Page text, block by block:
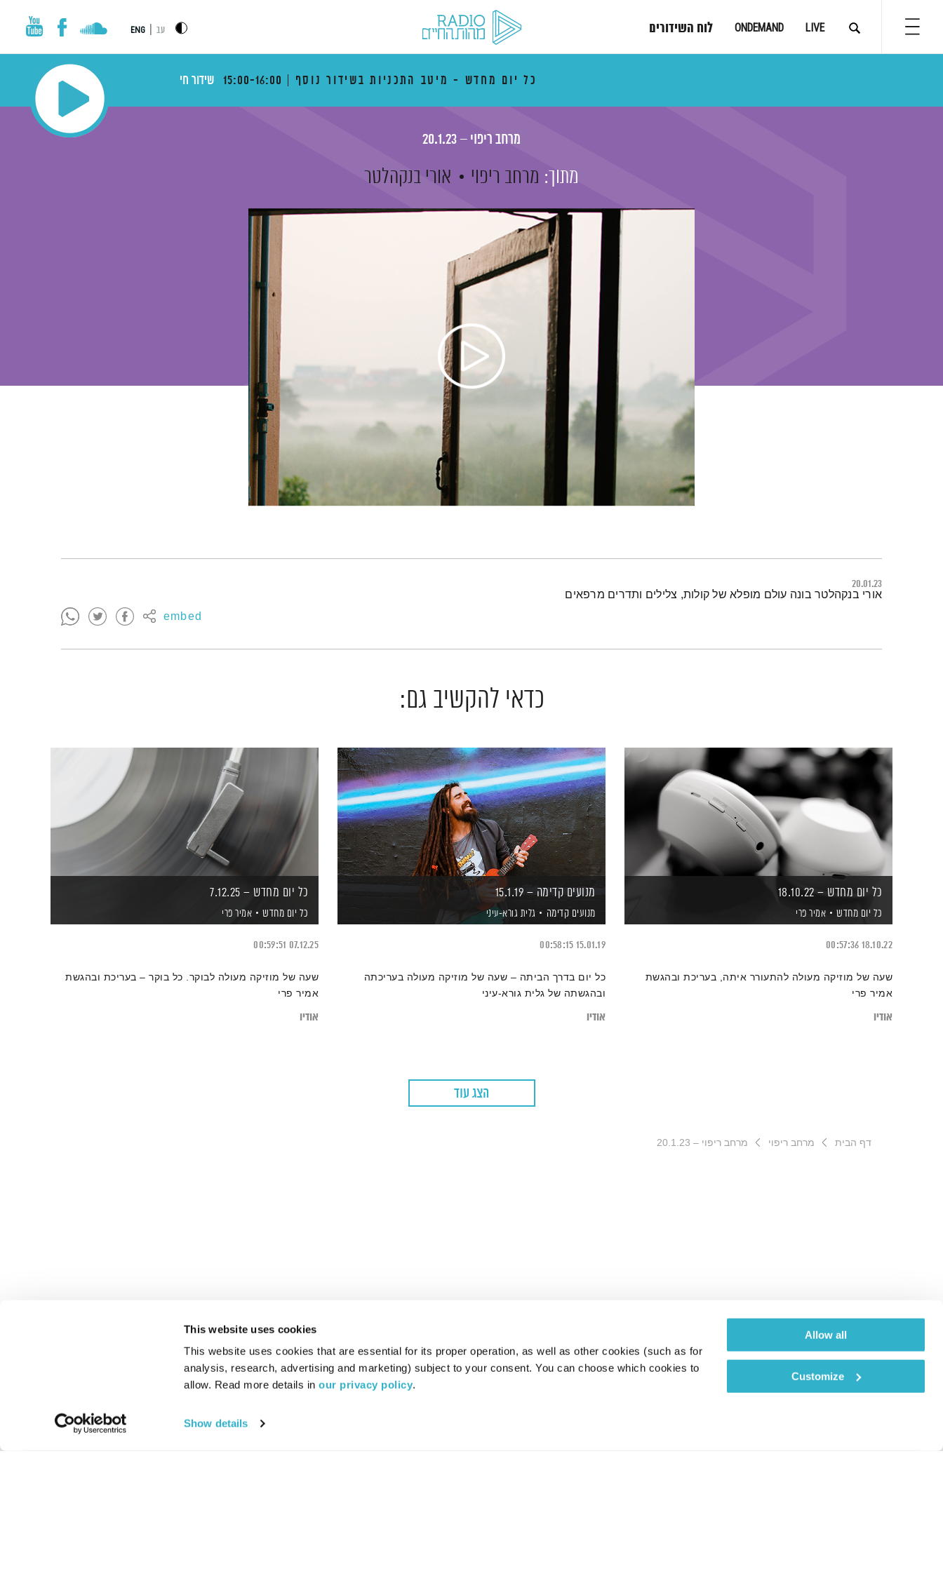
This website uses cookies
This website uses cookies that are essential for its proper operation, as well as other cookies (such as for
analysis, research, advertising and marketing) subject to your consent. You can choose which cookies to
allow. Read more details in our privacy policy.
Show details
Allow all
Customize
LIVE
ONDEMAND לוח השידורים עב ENG
כל יום מחדש - מיטב התכניות בשידור נוסף 15:00-16:00 שידור חי
מרחב ריפוי – 20.1.23
מתוך: מרחב ריפוי אורי בנקהלטר
20.01.23
embed
תמצית הפודקאסט
אורי בנקהלטר בונה עולם מופלא של קולות, צלילים ותדרים מרפאים
כדאי להקשיב גם:
כל יום מחדש – 18.10.22
כל יום מחדש אמיר פרי
18.10.22
00:57:36
שעה של מוזיקה מעולה להתעורר איתה, בעריכת ובהגשת
אמיר פרי
אודיו
מנועים קדימה – 15.1.19
מנועים קדימה גלית גורא-עיני
15.01.19
00:58:15
כל יום בדרך הביתה – שעה של מוזיקה מעולה בעריכתה
ובהגשתה של גלית גורא-עיני
אודיו
כל יום מחדש – 7.12.25
כל יום מחדש אמיר פרי
07.12.25
00:59:51
שעה של מוזיקה מעולה לבוקר. כל בוקר – בעריכת ובהגשת
אמיר פרי
אודיו
הצג עוד
דף הבית מרחב ריפוי מרחב ריפוי – 20.1.23